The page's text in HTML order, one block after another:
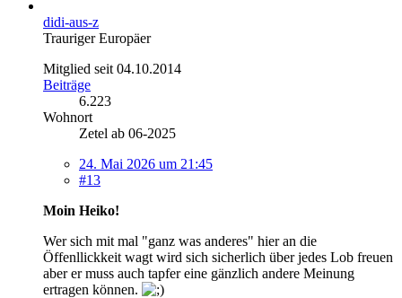
didi-aus-z
Trauriger Europäer
Mitglied seit 04.10.2014
Beiträge
6.223
Wohnort
Zetel ab 06-2025
24. Mai 2026 um 21:45
#13
Moin Heiko!
Wer sich mit mal "ganz was anderes" hier an die
Öffenllickkeit wagt wird sich sicherlich über jedes Lob freuen
aber er muss auch tapfer eine gänzlich andere Meinung
ertragen können.